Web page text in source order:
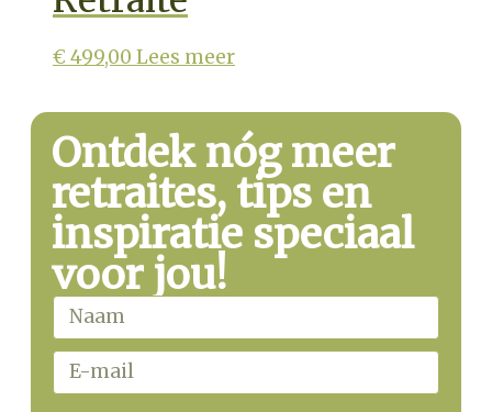
€ 499,00 Lees meer
Ontdek nóg meer
retraites, tips en
inspiratie speciaal
voor jou!